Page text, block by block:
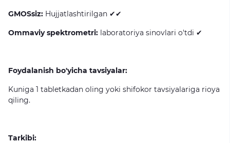
GMOSsiz: Hujjatlashtirilgan ✔✔
Ommaviy spektrometri: laboratoriya sinovlari o'tdi ✔
Foydalanish bo'yicha tavsiyalar:
Kuniga 1 tabletkadan oling yoki shifokor tavsiyalariga rioya
qiling.
Tarkibi: